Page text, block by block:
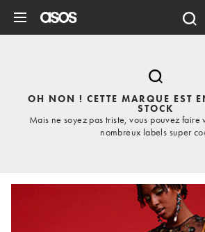
OH NON ! CETTE MARQUE EST
STOCK
Mais ne soyez pas triste, vous pouvez faire
nombreux labels super